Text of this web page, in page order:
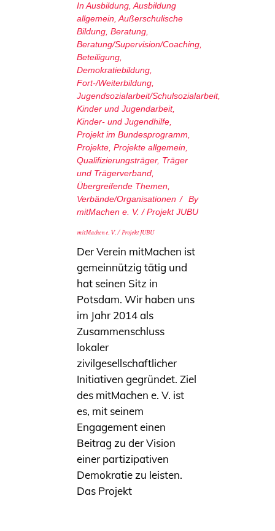
In Ausbildung,Ausbildung
allgemein,Außerschulische
Bildung, Beratung,
Beratung/Supervision/Coaching,
Beteiligung,
Demokratiebildung,
Fort-/Weiterbildung,
Jugendsozialarbeit/Schulsozialarbeit,
Kinder und Jugendarbeit,
Kinder- und Jugendhilfe,
Projekt im Bundesprogramm,
Projekte, Projekte allgemein,
Qualifizierungsträger, Träger
und Trägerverband,
Übergreifende Themen,
Verbände/Organisationen
By
mitMachen e. V. / Projekt JUBU
mitMachen e. V. / Projekt JUBU
Der Verein mitMachen ist
gemeinnützig tätig und
hat seinen Sitz in
Potsdam. Wir haben uns
im Jahr 2014 als
Zusammenschluss
lokaler
zivilgesellschaftlicher
Initiativen gegründet. Ziel
des mitMachen e. V. ist
es, mit seinem
Engagement einen
Beitrag zu der Vision
einer partizipativen
Demokratie zu leisten.
Das Projekt